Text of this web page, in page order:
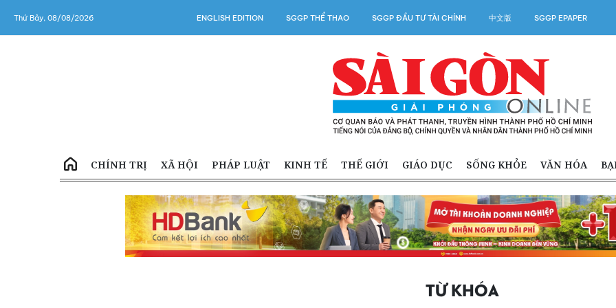
Thứ Bảy, 08/08/2026 ENGLISH EDITION SGGP THỂ THAO SGGP ĐẦU TƯ TÀI CHÍNH 中文版 SGGP EPAPER
CHÍNH TRỊ XÃ HỘI PHÁP LUẬT KINH TẾ THẾ GIỚI GIÁO DỤC SỐNG KHỎE VĂN HÓA
TỪ KHÓA